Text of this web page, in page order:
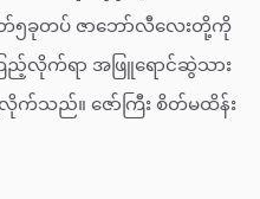
တ်၅ခုတပ် ဇာဘော်လီလေးတို့ကို
လိုက်ရာ အဖြူရောင်ဆွဲသား
သည်။ ဇော်ကြီး စိတ်မထိန်း